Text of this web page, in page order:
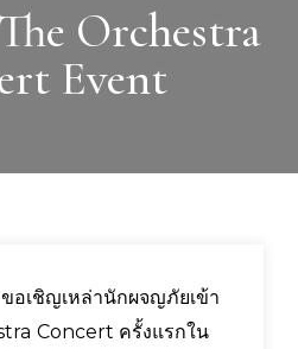
Orchestra
Event
เชิญเหล่านักผจญภัยเข้า
Concert ครั้งแรกใน